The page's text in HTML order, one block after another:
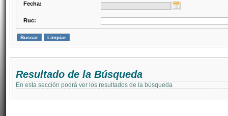
Fecha:
Ruc:
Resultado de la Búsqueda
En esta sección podrá ver los resultados de la búsqueda